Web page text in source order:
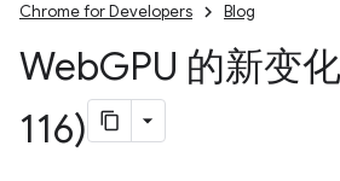
Chrome for Developers Blog
WebGPU 的新变
116)